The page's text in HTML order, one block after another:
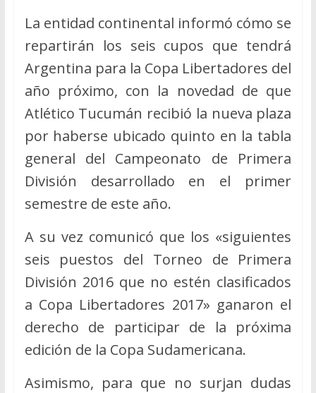
La entidad continental informó cómo se
repartirán los seis cupos que tendrá
Argentina para la Copa Libertadores del
año próximo, con la novedad de que
Atlético Tucumán recibió la nueva plaza
por haberse ubicado quinto en la tabla
general del Campeonato de Primera
División desarrollado en el primer
semestre de este año.
A su vez comunicó que los «siguientes
seis puestos del Torneo de Primera
División 2016 que no estén clasificados
a Copa Libertadores 2017» ganaron el
derecho de participar de la próxima
edición de la Copa Sudamericana.
Asimismo, para que no surjan dudas